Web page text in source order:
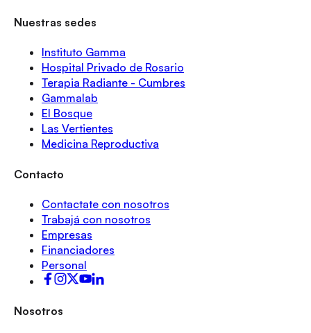
Nuestras sedes
Instituto Gamma
Hospital Privado de Rosario
Terapia Radiante - Cumbres
Gammalab
El Bosque
Las Vertientes
Medicina Reproductiva
Contacto
Contactate con nosotros
Trabajá con nosotros
Empresas
Financiadores
Personal
Nosotros